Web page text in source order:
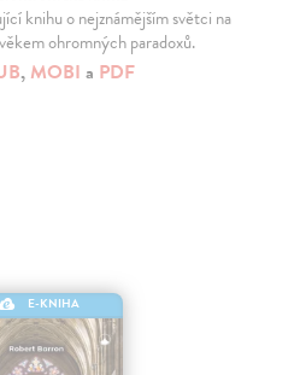
knihu o nejznámějším světci na
ohromných paradoxů.
, MOBI a PDF
E-KNIHA